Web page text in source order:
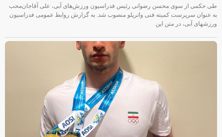
طی حکمی از سوی محسن رضوانی رئیس فدراسیون ورزش‌های آبی، علی آقاجان‌محب
به عنوان سرپرست کمیته فنی واترپلو منصوب شد. به گزارش روابط عمومی فدراسیون
ورزشهای آبی، در متن این